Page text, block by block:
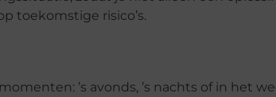
toekomstige risico’s.
’s avonds, ’s nachts of in het